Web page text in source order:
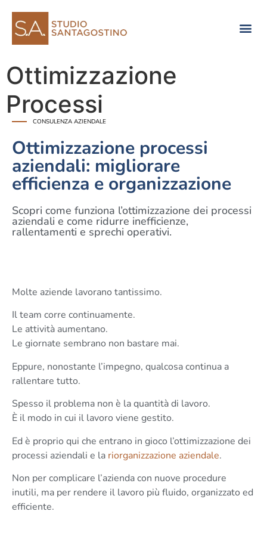
Ottimizzazione
Processi
CONSULENZA AZIENDALE
Ottimizzazione processi
aziendali: migliorare
efficienza e organizzazione
Scopri come funziona l’ottimizzazione dei processi
aziendali e come ridurre inefficienze,
rallentamenti e sprechi operativi.
Molte aziende lavorano tantissimo.
Il team corre continuamente.
Le attività aumentano.
Le giornate sembrano non bastare mai.
Eppure, nonostante l’impegno, qualcosa continua a
rallentare tutto.
Spesso il problema non è la quantità di lavoro.
È il modo in cui il lavoro viene gestito.
Ed è proprio qui che entrano in gioco l’ottimizzazione dei
processi aziendali e la riorganizzazione aziendale.
Non per complicare l’azienda con nuove procedure
inutili, ma per rendere il lavoro più fluido, organizzato ed
efficiente.